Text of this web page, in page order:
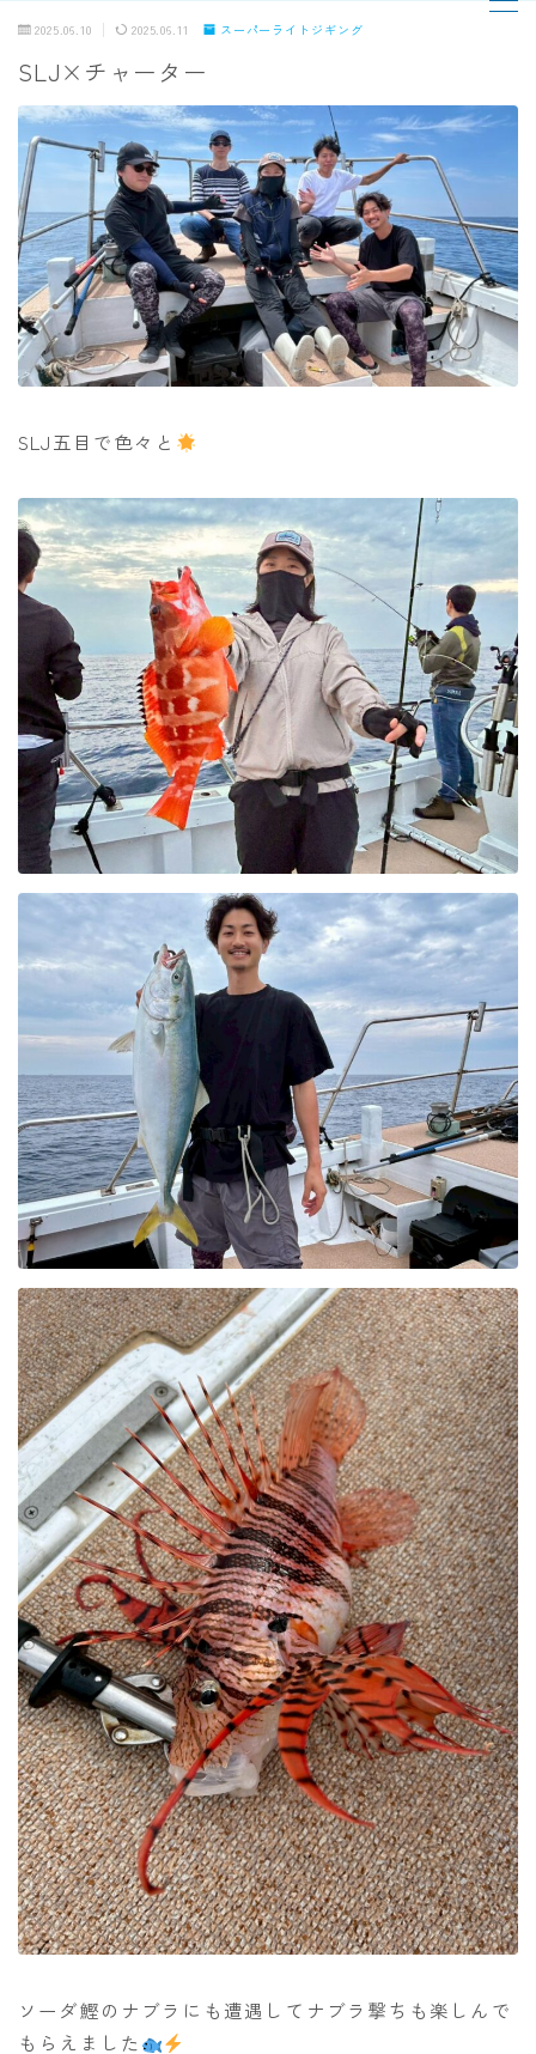
MENU
TOPページ
出船までの流れ
最新釣果
船の紹介
乗船料金
予約状況
2025.06.10 2025.06.11 スーパーライトジギング
SLJ×チャーター
SLJ五目で色々と
ソーダ鰹のナブラにも遭遇してナブラ撃ちも楽しんで
もらえました